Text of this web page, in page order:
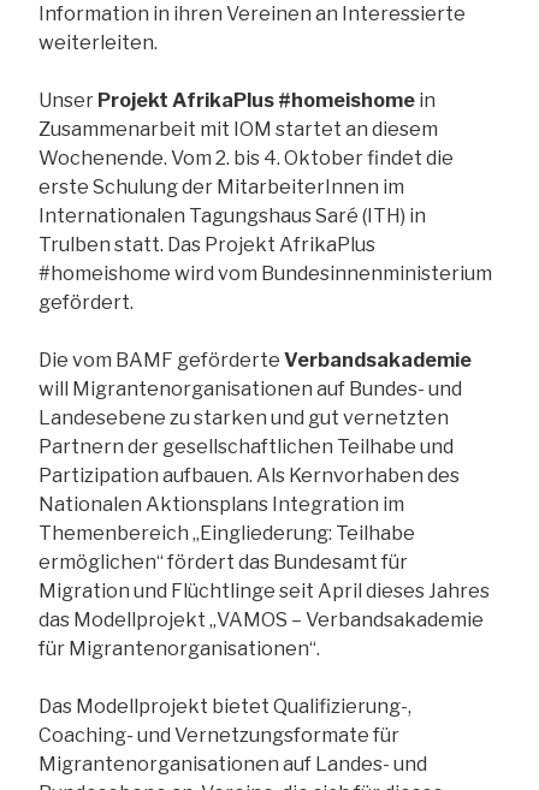
Information in ihren Vereinen an Interessierte
weiterleiten.
Unser Projekt AfrikaPlus #homeishome in
Zusammenarbeit mit IOM startet an diesem
Wochenende. Vom 2. bis 4. Oktober findet die
erste Schulung der MitarbeiterInnen im
Internationalen Tagungshaus Saré (ITH) in
Trulben statt. Das Projekt AfrikaPlus
#homeishome wird vom Bundesinnenministerium
gefördert.
Die vom BAMF geförderte Verbandsakademie
will Migrantenorganisationen auf Bundes- und
Landesebene zu starken und gut vernetzten
Partnern der gesellschaftlichen Teilhabe und
Partizipation aufbauen. Als Kernvorhaben des
Nationalen Aktionsplans Integration im
Themenbereich „Eingliederung: Teilhabe
ermöglichen“ fördert das Bundesamt für
Migration und Flüchtlinge seit April dieses Jahres
das Modellprojekt „VAMOS – Verbandsakademie
für Migrantenorganisationen“.
Das Modellprojekt bietet Qualifizierung-,
Coaching- und Vernetzungsformate für
Migrantenorganisationen auf Landes- und